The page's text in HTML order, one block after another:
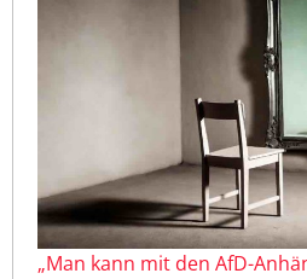
„Man kann mit den AfD-